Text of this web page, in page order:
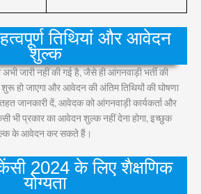
तिथियां और आवेदन
शुल्क
जारी नहीं की गई है, जैसे ही आंगनवाड़ी भर्ती की
हो जाएगा और आवेदन की अंतिम तिथियों की घोषणा
जानकारी दें, आवेदक को आंगनवाड़ी कार्यकर्ता और
भी प्रकार का आवेदन शुल्क नहीं देना होगा, इच्छुक
के आवेदन कर सकते हैं।
2024 के लिए शैक्षणिक
योग्यता